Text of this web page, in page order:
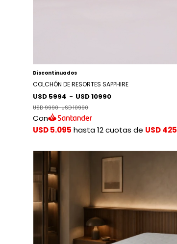
Discontinuados
COLCHÓN DE RESORTES SAPPHIRE
USD 5994 - USD 10990
USD 9990-USD 10990
Con
USD 5.095 hasta 12 cuotas de USD 425